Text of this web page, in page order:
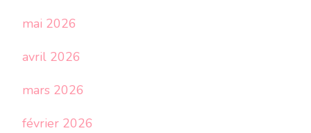
mai 2026
avril 2026
mars 2026
février 2026